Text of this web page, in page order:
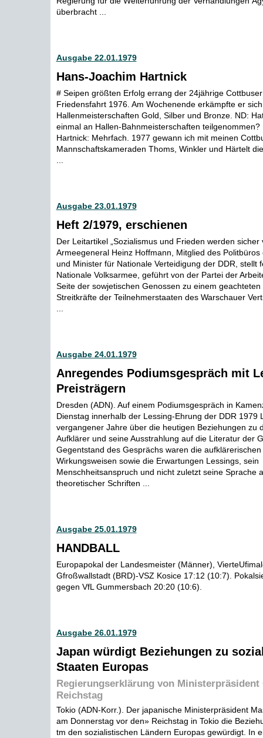
überbracht ...
Ausgabe 22.01.1979
Hans-Joachim Hartnick
# Seipen größten Erfolg errang der 24jährige
Friedensfahrt 1976. Am Wochenende erkämpfte er
Hallenmeisterschaften Gold, Silber und Bronze. ND:
einmal an Hallen-Bahnmeisterschaften teilgenommen?
Hartnick: Mehrfach. 1977 gewann ich mit meinen
Mannschaftskameraden Thoms, Winkler und Härtelt
Ausgabe 23.01.1979
Heft 2/1979, erschienen
Der Leitartikel „Sozialismus und Frieden werden sicher
Armeegeneral Heinz Hoffmann, Mitglied des Politbüros
und Minister für Nationale Verteidigung der DDR, stellt
Nationale Volksarmee, geführt von der Partei der
Seite der sowjetischen Genossen zu einem geachteten
Streitkräfte der Teilnehmerstaaten des Warschauer
Ausgabe 24.01.1979
Anregendes Podiumsgespräch mit
Preisträgern
Dresden (ADN). Auf einem Podiumsgespräch in
Dienstag innerhalb der Lessing-Ehrung der DDR 1979
vergangener Jahre über die heutigen Beziehungen zu
Aufklärer und seine Ausstrahlung auf die Literatur der
Gegentstand des Gesprächs waren die aufklärerischen
Wirkungsweisen sowie die Erwartungen Lessings, sein
Menschheitsanspruch und nicht zuletzt seine Sprache
theoretischer Schriften ...
Ausgabe 25.01.1979
HANDBALL
Europapokal der Landesmeister (Männer),
Gfroßwallstadt (BRD)-VSZ Kosice 17:12 (10:7).
gegen VfL Gummersbach 20:20 (10:6).
Ausgabe 26.01.1979
Japan würdigt Beziehungen zu
Staaten Europas
Regierungserklärung von Ministerpräsident
Reichstag
Tokio (ADN-Korr.). Der japanische Ministerpräsident
am Donnerstag vor den» Reichstag in Tokio die
tm den sozialistischen Ländern Europas gewürdigt. In